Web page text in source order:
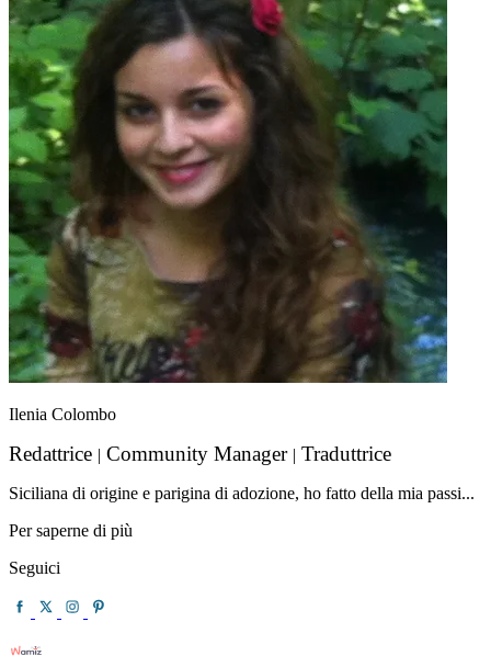
Ilenia Colombo
Redattrice | Community Manager | Traduttrice
Siciliana di origine e parigina di adozione, ho fatto della mia passi...
Per saperne di più
Seguici